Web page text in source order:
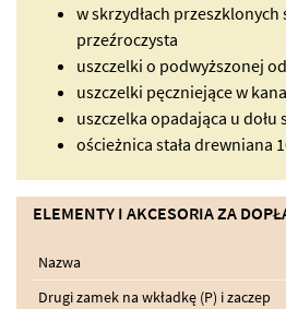
w skrzydłach
przeźroczysta
uszczelki o podwyższonej
uszczelki pęczniejące w
uszczelka opadająca u dołu
ościeżnica stała drewniana
ELEMENTY I AKCESORIA ZA
Nazwa
Drugi zamek na wkładkę (P) i zaczep